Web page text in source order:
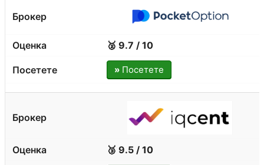
🥈 9.7 / 10
»Посетете
🥉 9.5 / 10